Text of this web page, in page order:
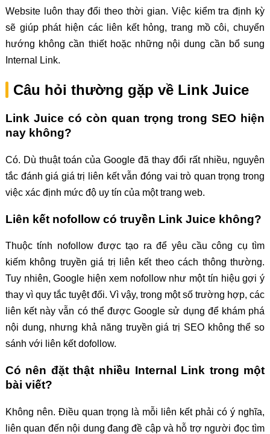
Website luôn thay đổi theo thời gian. Việc kiểm tra định kỳ
sẽ giúp phát hiện các liên kết hỏng, trang mồ côi, chuyển
hướng không cần thiết hoặc những nội dung cần bổ sung
Internal Link.
Câu hỏi thường gặp về Link Juice
Link Juice có còn quan trọng trong SEO hiện
nay không?
Có. Dù thuật toán của Google đã thay đổi rất nhiều, nguyên
tắc đánh giá giá trị liên kết vẫn đóng vai trò quan trọng trong
việc xác định mức độ uy tín của một trang web.
Liên kết nofollow có truyền Link Juice không?
Thuộc tính nofollow được tạo ra để yêu cầu công cụ tìm
kiếm không truyền giá trị liên kết theo cách thông thường.
Tuy nhiên, Google hiện xem nofollow như một tín hiệu gợi ý
thay vì quy tắc tuyệt đối. Vì vậy, trong một số trường hợp, các
liên kết này vẫn có thể được Google sử dụng để khám phá
nội dung, nhưng khả năng truyền giá trị SEO không thể so
sánh với liên kết dofollow.
Có nên đặt thật nhiều Internal Link trong một
bài viết?
Không nên. Điều quan trọng là mỗi liên kết phải có ý nghĩa,
liên quan đến nội dung đang đề cập và hỗ trợ người đọc tìm